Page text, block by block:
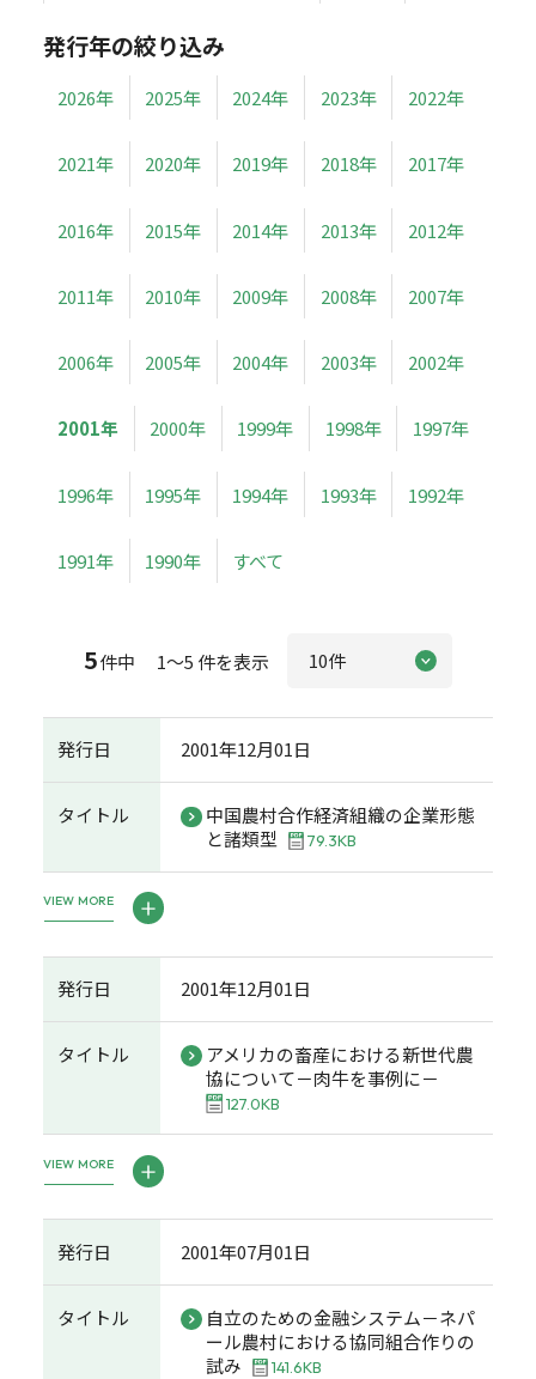
発行年の絞り込み
2026年 2025年 2024年 2023年 2022年
2021年 2020年 2019年 2018年 2017年
2016年 2015年 2014年 2013年 2012年
2011年 2010年 2009年 2008年 2007年
2006年 2005年 2004年 2003年 2002年
2001年 2000年 1999年 1998年 1997年
1996年 1995年 1994年 1993年 1992年
1991年 1990年 すべて
5件中 1～5 件を表示
発行日 2001年12月01日
タイトル
中国農村合作経済組織の企業形態
と諸類型
79.3KB
VIEW MORE
発行日 2001年12月01日
タイトル
アメリカの畜産における新世代農
協について－肉牛を事例に－
127.0KB
VIEW MORE
発行日 2001年07月01日
タイトル
自立のための金融システム－ネパ
ール農村における協同組合作りの
試み
141.6KB